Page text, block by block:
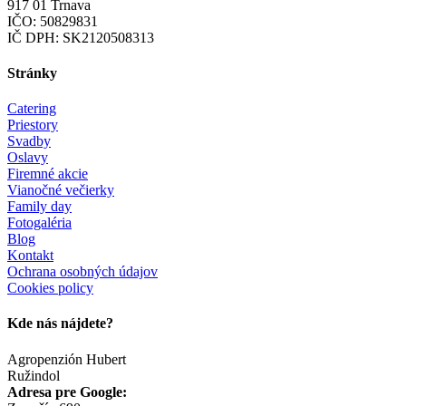
917 01 Trnava
IČO: 50829831
IČ DPH: SK2120508313
Stránky
Catering
Priestory
Svadby
Oslavy
Firemné akcie
Vianočné večierky
Family day
Fotogaléria
Blog
Kontakt
Ochrana osobných údajov
Cookies policy
Kde nás nájdete?
Agropenzión Hubert
Ružindol
Adresa pre Google: